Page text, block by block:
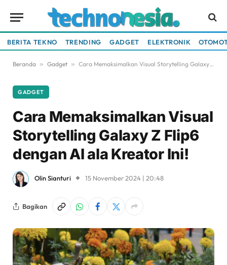
BERITA TEKNO TRENDING GADGET ELEKTRONIK
Beranda » Gadget » Cara Memaksimalkan Visual Storytelling Galaxy Z Flip6 dengan AI ala Kreator Ini!
GADGET
Cara Memaksimalkan Visual
Storytelling Galaxy Z Flip6
dengan AI ala Kreator Ini!
Olin Sianturi 15 November 2024 | 20:48
Bagikan